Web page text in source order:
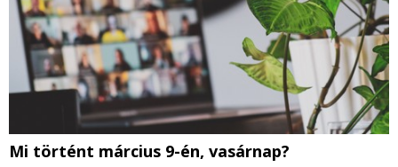
Mi történt március 9-én, vasárnap?